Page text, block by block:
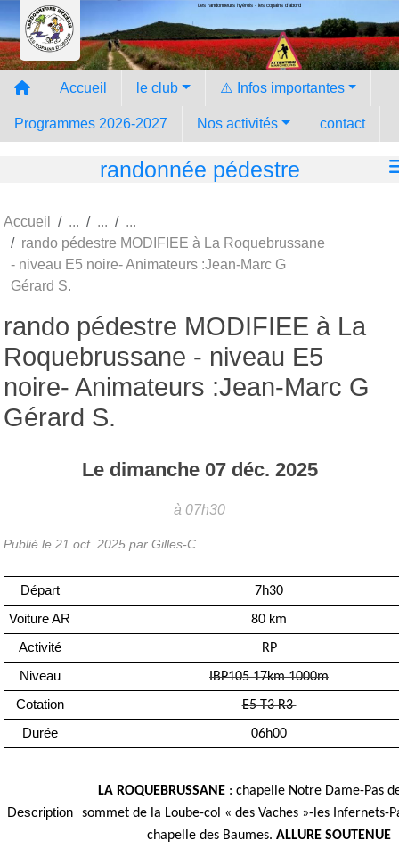
Les randonneurs hyèrois - les copains d'abord
Accueil le club ⚠️ Infos importantes
Programmes 2026-2027 Nos activités contact
randonnée pédestre
Accueil
rando pédestre MODIFIEE à La Roquebrussane
- niveau E5 noire- Animateurs :Jean-Marc G
Gérard S.
rando pédestre MODIFIEE à La
Roquebrussane - niveau E5
noire- Animateurs :Jean-Marc G
Gérard S.
Le dimanche 07 déc. 2025
à 07h30
Publié le 21 oct. 2025 par Gilles-C
Départ 7h30
Voiture AR 80 km
Activité RP
Niveau IBP105 17km 1000m
Cotation E5 T3 R3
Durée 06h00
Description
LA ROQUEBRUSSANE : chapelle Notre Dame-Pas
sommet de la Loube-col « des Vaches »-les Infernets-
chapelle des Baumes. ALLURE SOUTENUE
Panneau de gestion des cookies